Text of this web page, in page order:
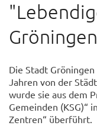
Gröningen
Die Stadt
Jahren von der
wurde sie aus dem
Gemeinden (KSG)“
Zentren“ überführt.